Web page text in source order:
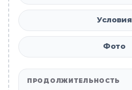
Условия
Фото
ПРОДОЛЖИТЕЛЬНОСТЬ